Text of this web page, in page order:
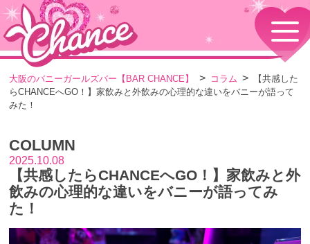
HOME
TOPページ
コンセプト
GIRLS
メニュー・料金
EVENTS
SHOP
店舗情報・よくある質問
大阪のバニーガールズバー【BAR CHANCE】 コラム
【共感した
らCHANCEへGO！】家飲みと外飲みの心理的な違いをバニーが語って
みた！
COLUMN
2025.10.08
【共感したらCHANCEへGO！】家飲みと外
飲みの心理的な違いをバニーが語ってみ
た！